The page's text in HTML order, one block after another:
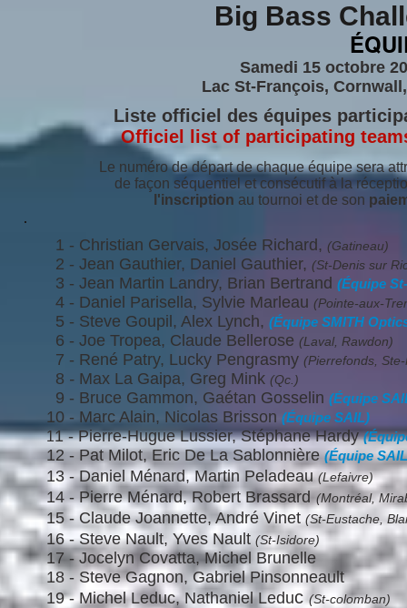
Big Bass
Samedi 15 octobre
Lac St-François,
Liste officiel des équipes
Officiel list of participating
Le numéro de départ de chaque équipe sera
de façon séquentiel et consécutif à la
l'inscription au tournoi et de son
1 - Christian Gervais, Josée Richard, (Gatineau)
2 - Jean Gauthier, Daniel Gauthier, (St-Denis sur
3 - Jean Martin Landry, Brian Bertrand (Équipe
4 - Daniel Parisella, Sylvie Marleau (Pointe-aux-
5 - Steve Goupil, Alex Lynch, (Équipe SMITH
6 - Joe Tropea, Claude Bellerose (Laval, Rawdon)
7 - René Patry, Lucky Pengrasmy (Pierrefonds,
8 - Max La Gaipa, Greg Mink (Qc.)
9 - Bruce Gammon, Gaétan Gosselin (Équipe
10 - Marc Alain, Nicolas Brisson (Équipe SAIL)
11 - Pierre-Hugue Lussier, Stéphane Hardy
12 - Pat Milot, Eric De La Sablonnière(Équipe
13 - Daniel Ménard, Martin Peladeau (Lefaivre)
14 - Pierre Ménard, Robert Brassard (Montréal,
15 - Claude Joannette, André Vinet (St-Eustache,
16 - Steve Nault, Yves Nault (St-Isidore)
17 - Jocelyn Covatta, Michel Brunelle
18 - Steve Gagnon, Gabriel Pinsonneault
19 - Michel Leduc, Nathaniel Leduc (St-colomban)